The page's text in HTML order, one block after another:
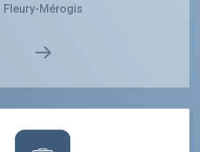
Fleury-Mérogis